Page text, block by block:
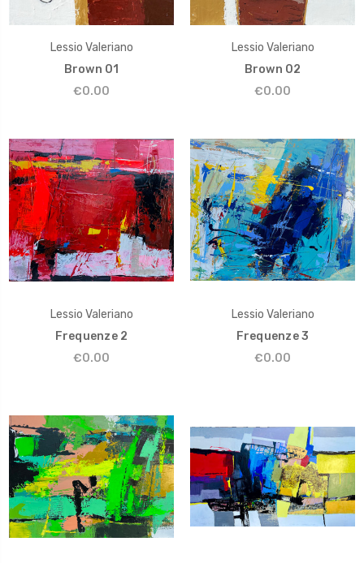
Lessio Valeriano
Brown 01
€0.00
Lessio Valeriano
Brown 02
€0.00
Lessio Valeriano
Frequenze 2
€0.00
Lessio Valeriano
Frequenze 3
€0.00